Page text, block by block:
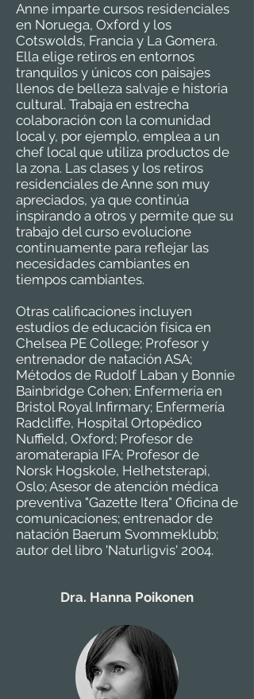
Anne imparte cursos residenciales
en Noruega, Oxford y los
Cotswolds, Francia y La Gomera.
Ella elige retiros en entornos
tranquilos y únicos con paisajes
llenos de belleza salvaje e historia
cultural. Trabaja en estrecha
colaboración con la comunidad
local y, por ejemplo, emplea a un
chef local que utiliza productos de
la zona. Las clases y los retiros
residenciales de Anne son muy
apreciados, ya que continúa
inspirando a otros y permite que su
trabajo del curso evolucione
continuamente para reflejar las
necesidades cambiantes en
tiempos cambiantes.
Otras calificaciones incluyen
estudios de educación física en
Chelsea PE College; Profesor y
entrenador de natación ASA;
Métodos de Rudolf Laban y Bonnie
Bainbridge Cohen; Enfermería en
Bristol Royal Infirmary; Enfermería
Radcliffe, Hospital Ortopédico
Nuffield, Oxford; Profesor de
aromaterapia IFA; Profesor de
Norsk Hogskole, Helhetsterapi,
Oslo; Asesor de atención médica
preventiva "Gazette Itera" Oficina de
comunicaciones; entrenador de
natación Baerum Svommeklubb;
autor del libro 'Naturligvis' 2004.
Dra. Hanna Poikonen